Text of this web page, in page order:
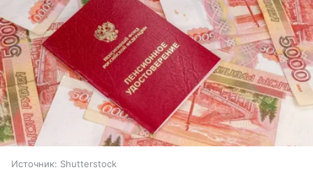
Источник: Shutterstock